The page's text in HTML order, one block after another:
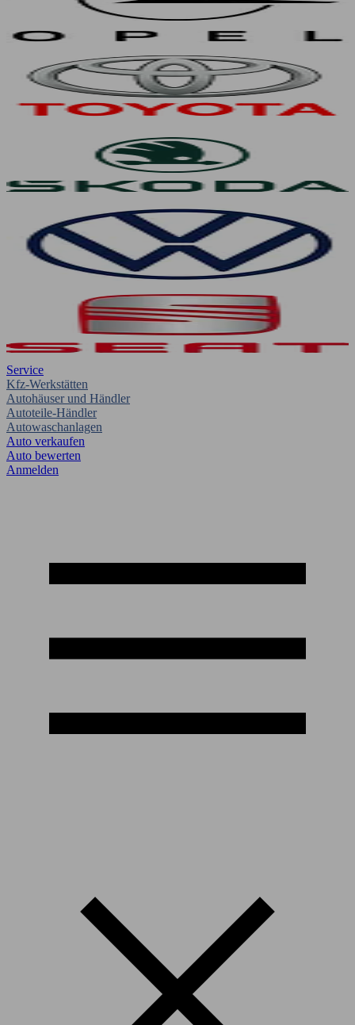
Service
Kfz-Werkstätten
Autohäuser und Händler
Autoteile-Händler
Autowaschanlagen
Auto verkaufen
Auto bewerten
Anmelden